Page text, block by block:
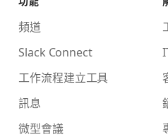
頻道
Slack Connect
工作流程建立工具
訊息
微型會議